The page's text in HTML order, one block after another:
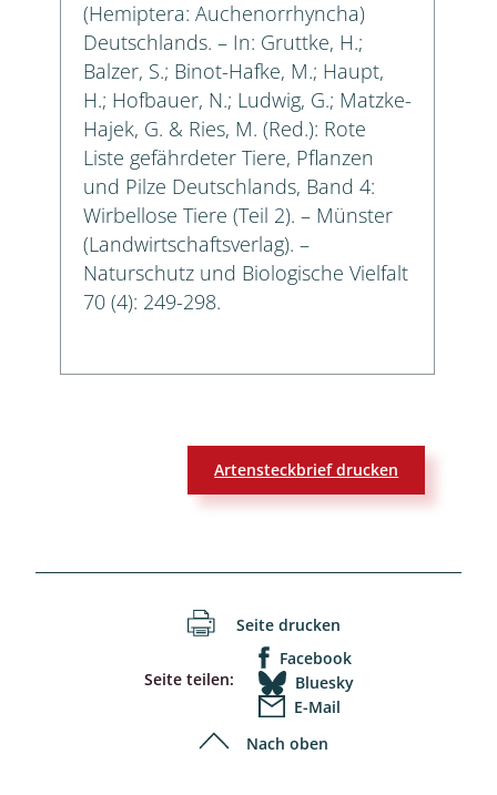
(Hemiptera: Auchenorrhyncha)
Deutschlands. – In: Gruttke, H.;
Balzer, S.; Binot-Hafke, M.; Haupt,
H.; Hofbauer, N.; Ludwig, G.; Matzke-
Hajek, G. & Ries, M. (Red.): Rote
Liste gefährdeter Tiere, Pflanzen
und Pilze Deutschlands, Band 4:
Wirbellose Tiere (Teil 2). – Münster
(Landwirtschaftsverlag). –
Naturschutz und Biologische Vielfalt
70 (4): 249-298.
Artensteckbrief drucken
Seite drucken
Seite teilen:
Facebook
Bluesky
E-Mail
Nach oben